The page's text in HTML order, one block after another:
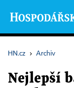
HN.cz › Archiv
Nejlepší